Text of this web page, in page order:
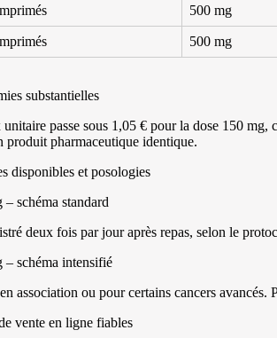
500 mg
500 mg
substantielles
passe sous 1,05 € pour la dose 150 mg,
produit pharmaceutique identique.
disponibles et posologies
– schéma standard
deux fois par jour après repas, selon le
– schéma intensifié
association ou pour certains cancers
vente en ligne fiables